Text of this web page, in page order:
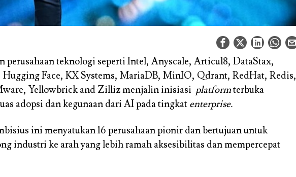
perusahaan teknologi seperti Intel, Anyscale, Articul8, DataStax,
Face, KX Systems, MariaDB, MinIO, Qdrant, RedHat, Redis,
Yellowbrick and Zilliz menjalin inisiasi platformterbuka
adopsi dan kegunaan dari AI pada tingkat enterprise.
ini menyatukan 16 perusahaan pionir dan bertujuan untuk
industri ke arah yang lebih ramah aksesibilitas dan mempercepat